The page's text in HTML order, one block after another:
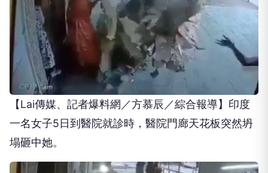
【Lai傳媒、記者爆料網／方慕辰／綜合報導】印度
一名女子5日到醫院就診時，醫院門廊天花板突然坍
塌砸中她。